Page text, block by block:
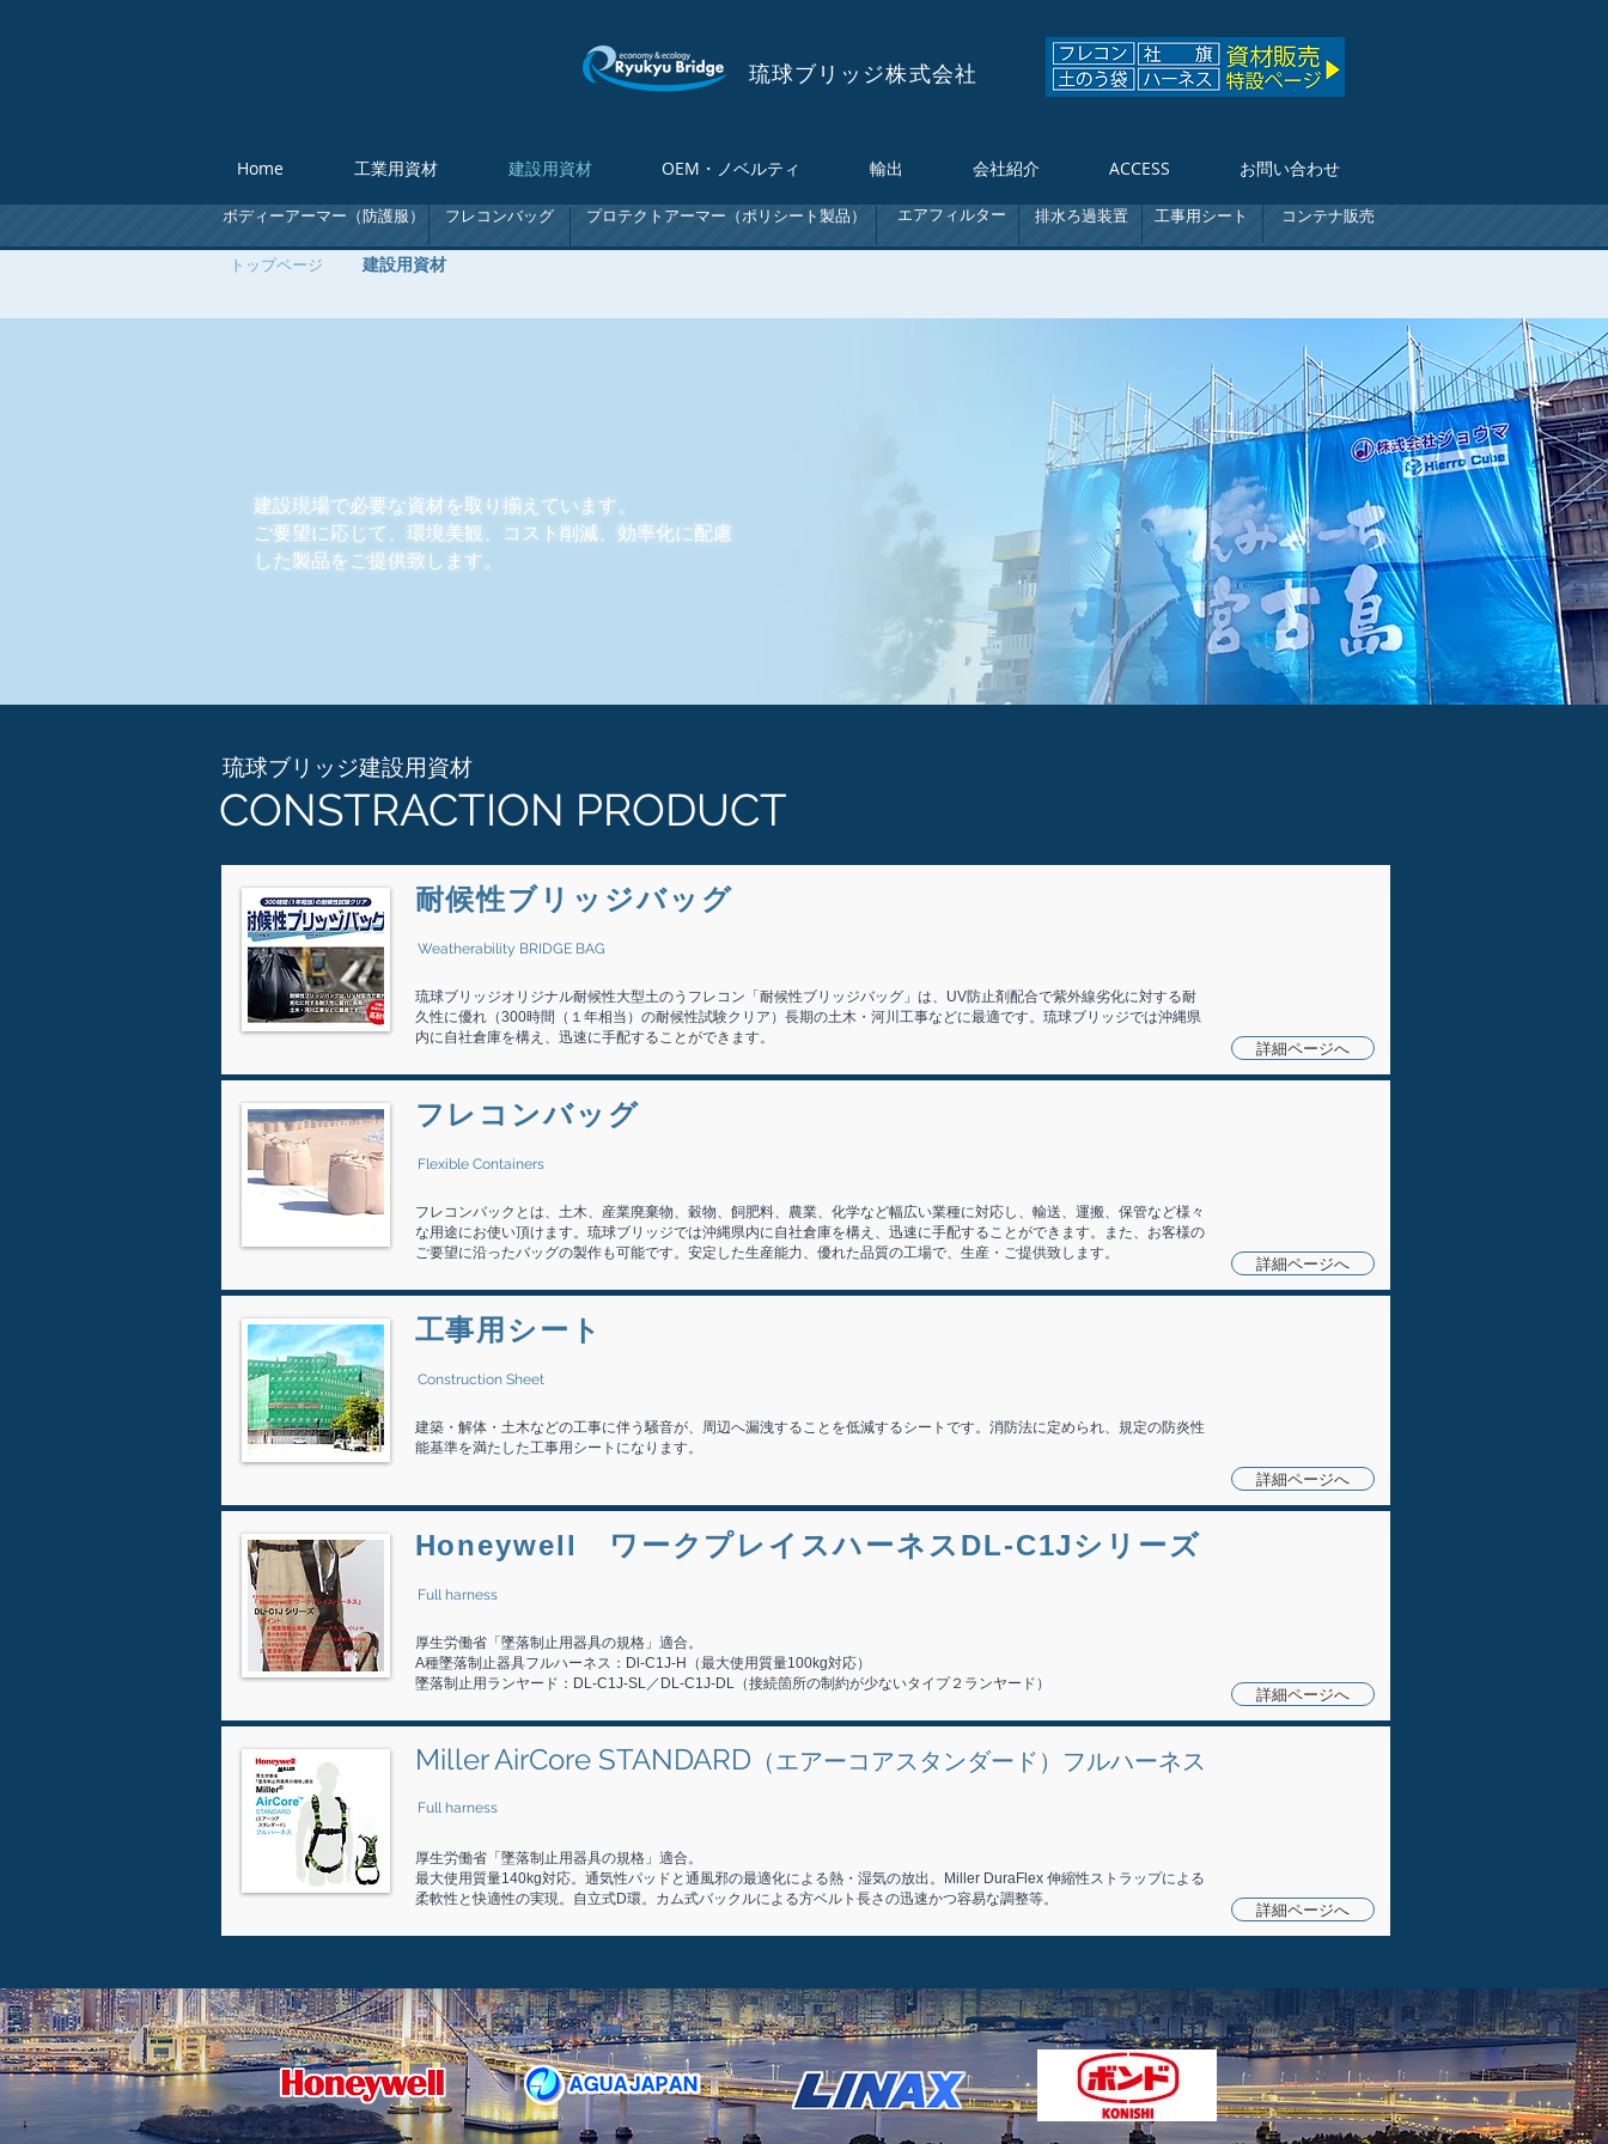
琉球ブリッジ株式会社
Home 工業用資材 建設用資材 OEM・ノベルティ 輸出 会社紹介 ACCESS お問い合わせ
ボディーアーマー（防護服） フレコンバッグ プロテクトアーマー（ポリシート製品） エアフィルター 排水ろ過装置 工事用シート コンテナ販売
トップページ ​建設用資材
建設現場で必要な資材を取り揃えています。
​ご要望に応じて、環境美観、コスト削減、効率化に配慮
した製品をご提供致します。
​琉球ブリッジ建設用資材
CONSTRACTION PRODUCT
​耐候性ブリッジバッグ
Weatherability BRIDGE BAG
琉球ブリッジオリジナル耐候性大型土のうフレコン「耐候性ブリッジバッグ」は、UV防止剤配合で紫外線劣化に対する耐
久性に優れ（300時間（１年相当）の耐候性試験クリア）長期の土木・河川工事などに最適です。琉球ブリッジでは沖縄県
内に自社倉庫を構え、迅速に手配することができます。
詳細ページへ
​フレコンバッグ
Flexible Containers
フレコンバックとは、土木、産業廃棄物、穀物、飼肥料、農業、化学など幅広い業種に対応し、輸送、運搬、保管など様々
な用途にお使い頂けます。琉球ブリッジでは沖縄県内に自社倉庫を構え、迅速に手配することができます。
また、お客様の
ご要望に沿ったバッグの製作も可能です。安定した生産能力、優れた品質の工場で、生産・ご提供致します。
詳細ページへ
​工事用シート
Construction Sheet
建築・解体・土木などの工事に伴う騒音が、周辺へ漏洩することを低減するシートです。消防法に定められ、規定の防炎性
能基準を満たした工事用シートになります。
詳細ページへ
Honeywell ワークプレイスハーネスDL-C1Jシリーズ
Full harness
厚生労働省「墜落制止用器具の規格」適合。
A種墜落制止器具フルハーネス：Dl-C1J-H（最大使用質量100kg対応）
墜落制止用ランヤード：DL-C1J-SL／DL-C1J-DL（接続箇所の制約が少ないタイプ２ランヤード）
詳細ページへ
Miller AirCore STANDARD （エアーコアスタンダード）フルハーネス
Full harness
厚生労働省「墜落制止用器具の規格」適合。
最大使用質量140kg対応。通気性パッドと通風邪の最適化による熱・湿気の放出。Miller DuraFlex 伸縮性ストラップによる
柔軟性と快適性の実現。自立式D環。カム式バックルによる方ベルト長さの迅速かつ容易な調整等。
詳細ページへ